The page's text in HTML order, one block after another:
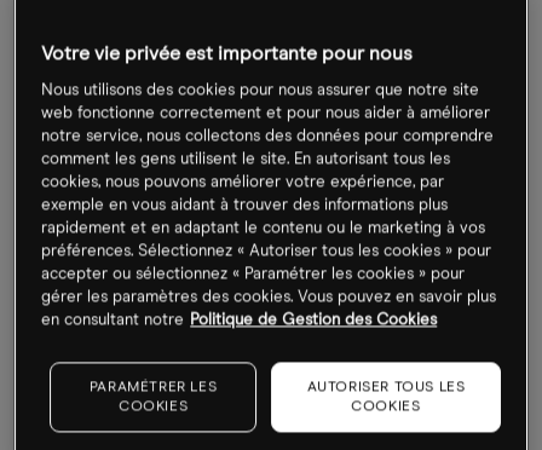
votre écran, à côté de l’icône en forme de cadenas) et
pour ce Compte’ au sein de la section ‘Compensation
des Ordres’. Merci de noter que la vente à découvert
pour certains produits pourraît ne pas être autorisée,
merci de consulter le menu ‘Général’ du produit en
question pour en obtenir la confirmation.
Puis-je accéder à l’historique de mon compte ?
barre de navigation principale, vous pourrez consulter
l’historique de votre compte pour les périodes
sélectionnées. Filtrez par ‘Date/Heure’ tout en haut à
Votre vie privée est importante pour nous
Nous utilisons des cookies pour nous assurer que notre site
web fonctionne correctement et pour nous aider à améliorer
notre service, nous collectons des données pour comprendre
comment les gens utilisent le site. En autorisant tous les
cookies, nous pouvons améliorer votre expérience, par
exemple en vous aidant à trouver des informations plus
rapidement et en adaptant le contenu ou le marketing à vos
préférences. Sélectionnez « Autoriser tous les cookies » pour
accepter ou sélectionnez « Paramétrer les cookies » pour
gérer les paramètres des cookies. Vous pouvez en savoir plus
en consultant notre Politique de Gestion des Cookies
PARAMÉTRER LES
COOKIES
AUTORISER TOUS LES
COOKIES